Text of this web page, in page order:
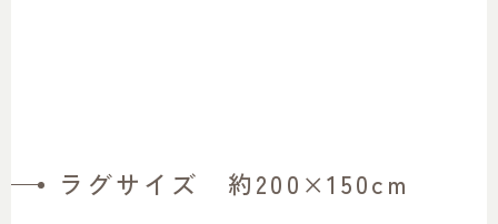
ラグサイズ 約200×150cm